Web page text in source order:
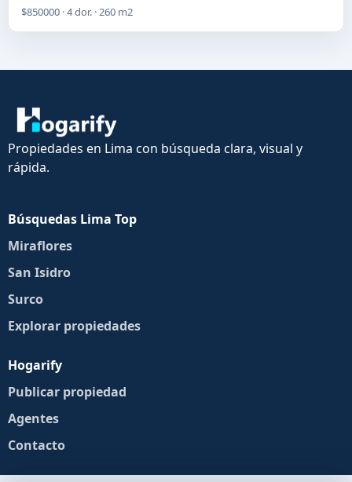
$850000 · 4 dor. · 260 m2
Propiedades en Lima con búsqueda clara, visual y
rápida.
Búsquedas Lima Top
Miraflores
San Isidro
Surco
Explorar propiedades
Hogarify
Publicar propiedad
Agentes
Contacto